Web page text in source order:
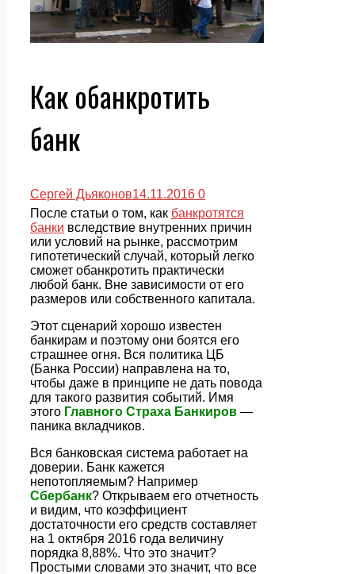
Как обанкротить
банк
Сергей Дьяконов14.11.2016 0
После статьи о том, как банкротятся
банки вследствие внутренних причин
или условий на рынке, рассмотрим
гипотетический случай, который легко
сможет обанкротить практически
любой банк. Вне зависимости от его
размеров или собственного капитала.
Этот сценарий хорошо известен
банкирам и поэтому они боятся его
страшнее огня. Вся политика ЦБ
(Банка России) направлена на то,
чтобы даже в принципе не дать повода
для такого развития событий. Имя
этого Главного Страха Банкиров —
паника вкладчиков.
Вся банковская система работает на
доверии. Банк кажется
непотопляемым? Например
Сбербанк? Открываем его отчетность
и видим, что коэффициент
достаточности его средств составляет
на 1 октября 2016 года величину
порядка 8,88%. Что это значит?
Простыми словами это значит, что все